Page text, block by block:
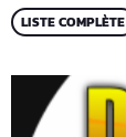
LISTE COMPLÈTE